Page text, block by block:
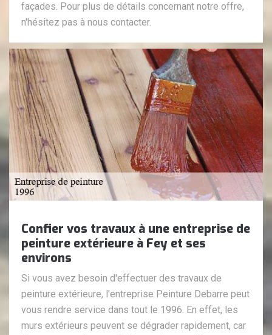
façades. Pour plus de détails concernant notre offre,
n'hésitez pas à nous contacter.
Confier vos travaux à une entreprise de
peinture extérieure à Fey et ses
environs
Si vous avez besoin d'effectuer des travaux de
peinture extérieure, l'entreprise Peinture Debarre peut
vous rendre service dans tout le 1996. En effet, les
murs extérieurs peuvent se dégrader rapidement, car